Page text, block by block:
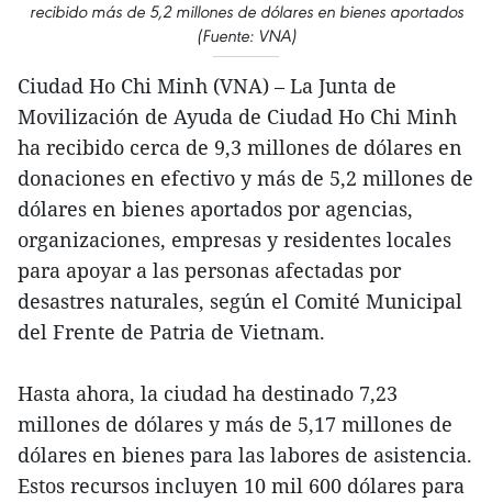
recibido más de 5,2 millones de dólares en bienes aportados
(Fuente: VNA)
Ciudad Ho Chi Minh (VNA) – La Junta de
Movilización de Ayuda de Ciudad Ho Chi Minh
ha recibido cerca de 9,3 millones de dólares en
donaciones en efectivo y más de 5,2 millones de
dólares en bienes aportados por agencias,
organizaciones, empresas y residentes locales
para apoyar a las personas afectadas por
desastres naturales, según el Comité Municipal
del Frente de Patria de Vietnam.
Hasta ahora, la ciudad ha destinado 7,23
millones de dólares y más de 5,17 millones de
dólares en bienes para las labores de asistencia.
Estos recursos incluyen 10 mil 600 dólares para